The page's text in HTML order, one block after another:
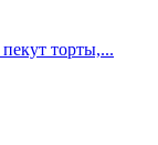
торты,...